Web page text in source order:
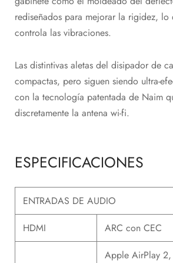
rediseñados para mejorar la rigidez, lo
controla las vibraciones.
Las distintivas aletas del disipador de
compactas, pero siguen siendo ultra-
con la tecnología patentada de Naim
discretamente la antena wi-fi.
ESPECIFICACIONES
ENTRADAS DE AUDIO
HDMI
ARC con CEC
Apple AirPlay 2,